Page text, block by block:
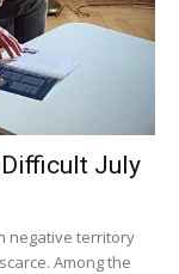
Difficult July
negative territory
Among the